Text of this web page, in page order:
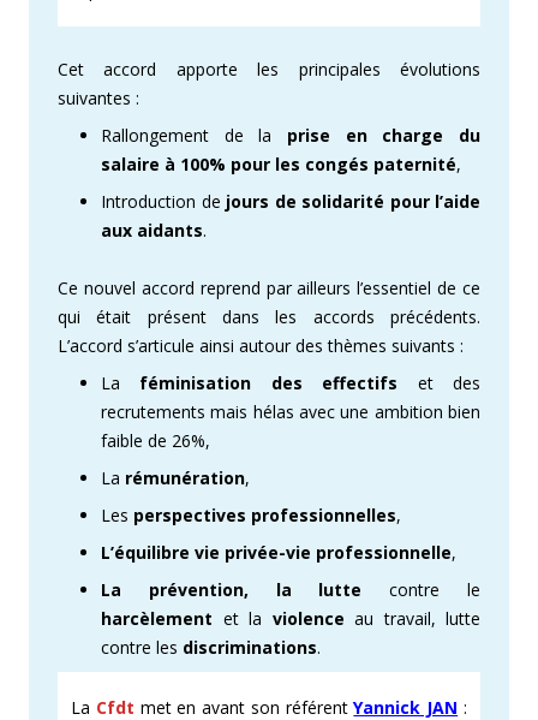
Cet accord apporte les principales évolutions
suivantes :
Rallongement de la prise en charge du
salaire à 100% pour les congés paternité,
Introduction de jours de solidarité pour l’aide
aux aidants.
Ce nouvel accord reprend par ailleurs l’essentiel de ce
qui était présent dans les accords précédents.
L’accord s’articule ainsi autour des thèmes suivants :
La féminisation des effectifs et des
recrutements mais hélas avec une ambition bien
faible de 26%,
La rémunération,
Les perspectives professionnelles,
L’équilibre vie privée-vie professionnelle,
La prévention, la lutte contre le
harcèlement et la violence au travail, lutte
contre les discriminations.
La Cfdt met en avant son référentYannick JAN :